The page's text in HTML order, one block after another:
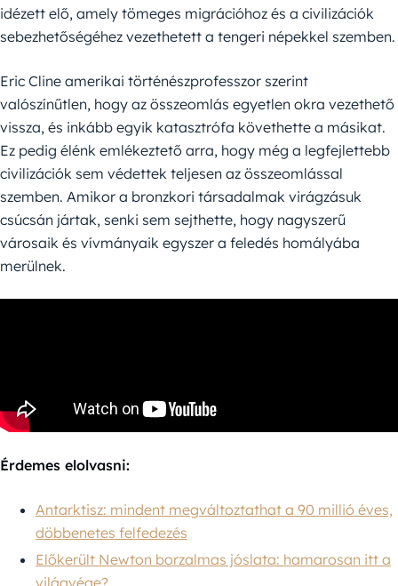
idézett elő, amely tömeges migrációhoz és a civilizációk
sebezhetőségéhez vezethetett a tengeri népekkel szemben.
Eric Cline amerikai történészprofesszor szerint
valószínűtlen, hogy az összeomlás egyetlen okra vezethető
vissza, és inkább egyik katasztrófa követhette a másikat.
Ez pedig élénk emlékeztető arra, hogy még a legfejlettebb
civilizációk sem védettek teljesen az összeomlással
szemben. Amikor a bronzkori társadalmak virágzásuk
csúcsán jártak, senki sem sejthette, hogy nagyszerű
városaik és vívmányaik egyszer a feledés homályába
merülnek.
Érdemes elolvasni:
Antarktisz: mindent megváltoztathat a 90 millió éves,
döbbenetes felfedezés
Előkerült Newton borzalmas jóslata: hamarosan itt a
világvége?